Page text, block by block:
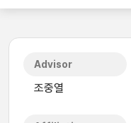
Advisor
조중열